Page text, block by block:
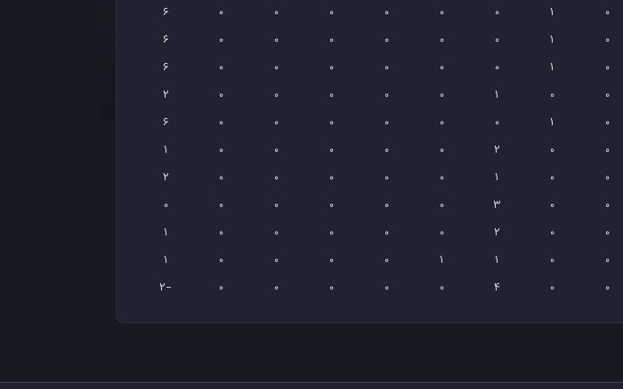
0
1
0
0
0
0
0
0
6
0
1
0
0
0
0
0
0
6
0
1
0
0
0
0
0
0
6
0
0
1
0
0
0
0
0
2
0
1
0
0
0
0
0
0
6
0
0
2
0
0
0
0
0
1
0
0
1
0
0
0
0
0
2
0
0
3
0
0
0
0
0
0
0
0
2
0
0
0
0
0
1
0
0
1
1
0
0
0
0
1
0
0
4
0
0
0
0
0
-2